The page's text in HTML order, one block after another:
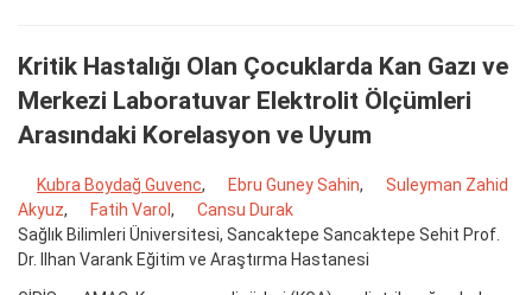
Kritik Hastalığı Olan Çocuklarda Kan Gazı ve
Merkezi Laboratuvar Elektrolit Ölçümleri
Arasındaki Korelasyon ve Uyum
Kubra Boydağ Guvenc, Ebru Guney Sahin,
Suleyman Zahid
Akyuz, Fatih Varol,
Cansu Durak
Sağlık Bilimleri Üniversitesi, Sancaktepe Sancaktepe Sehit Prof.
Dr. Ilhan Varank Eğitim ve Araştırma Hastanesi